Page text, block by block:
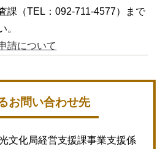
課（TEL：092-711-4577）まで
。
請について
お問い合わせ先
文化局経営支援課事業支援係